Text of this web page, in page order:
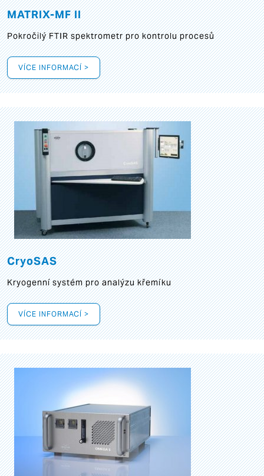
MATRIX-MF II
Pokročilý FTIR spektrometr pro kontrolu procesů
VÍCE INFORMACÍ >
CryoSAS
Kryogenní systém pro analýzu křemíku
VÍCE INFORMACÍ >